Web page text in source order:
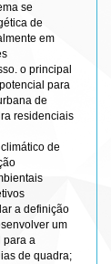
se
de
em
o principal
para
de
residenciais
de
a definição
um
para a
de quadra;